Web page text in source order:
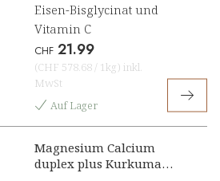
Eisen-Bisglycinat und
Vitamin C
CHF 21.99
(CHF 578.68 / 1kg) inkl.
MwSt
Auf Lager
Magnesium Calcium
duplex plus Kurkuma